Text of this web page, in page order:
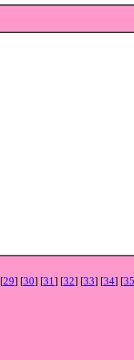
29] [30] [31 ] [32] [33] [34] [35